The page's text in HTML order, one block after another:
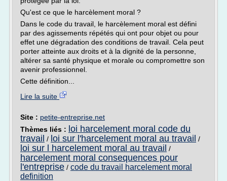
Qu'est ce que le harcèlement moral ?
Dans le code du travail, le harcèlement moral est défini
par des agissements répétés qui ont pour objet ou pour
effet une dégradation des conditions de travail. Cela peut
porter atteinte aux droits et à la dignité de la personne,
altérer sa santé physique et morale ou compromettre son
avenir professionnel.
Cette définition...
Lire la suite
Site : petite-entreprise.net
Thèmes liés : loi harcelement moral code du
travail / loi sur l'harcelement moral au travail /
loi sur l harcelement moral au travail /
harcelement moral consequences pour
l'entreprise / code du travail harcelement moral
definition